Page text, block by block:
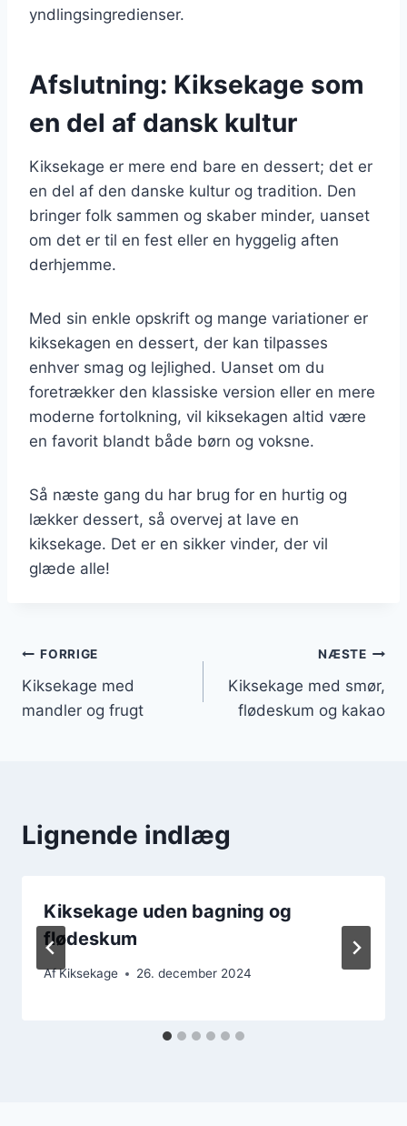
yndlingsingredienser.
Afslutning: Kiksekage som
en del af dansk kultur
Kiksekage er mere end bare en dessert; det er
en del af den danske kultur og tradition. Den
bringer folk sammen og skaber minder, uanset
om det er til en fest eller en hyggelig aften
derhjemme.
Med sin enkle opskrift og mange variationer er
kiksekagen en dessert, der kan tilpasses
enhver smag og lejlighed. Uanset om du
foretrækker den klassiske version eller en mere
moderne fortolkning, vil kiksekagen altid være
en favorit blandt både børn og voksne.
Så næste gang du har brug for en hurtig og
lækker dessert, så overvej at lave en
kiksekage. Det er en sikker vinder, der vil
glæde alle!
Indlægsnavigation
FORRIGE
Kiksekage med
mandler og frugt
NÆSTE
Kiksekage med smør,
flødeskum og kakao
Lignende indlæg
Kiksekage uden bagning og
flødeskum
AfKiksekage 26. december 2024